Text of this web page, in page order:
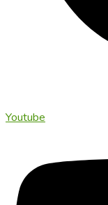
Youtube